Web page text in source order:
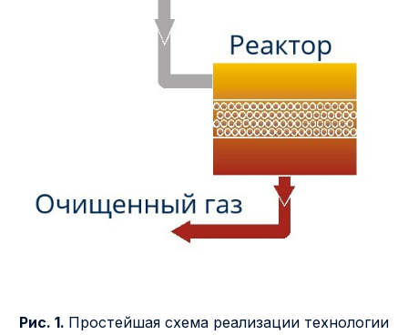
Рис. 1. Простейшая схема реализации технологии